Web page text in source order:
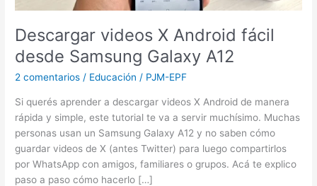
Descargar videos X Android fácil
desde Samsung Galaxy A12
2 comentarios / Educación / PJM-EPF
Si querés aprender a descargar videos X Android de manera
rápida y simple, este tutorial te va a servir muchísimo. Muchas
personas usan un Samsung Galaxy A12 y no saben cómo
guardar videos de X (antes Twitter) para luego compartirlos
por WhatsApp con amigos, familiares o grupos. Acá te explico
paso a paso cómo hacerlo […]